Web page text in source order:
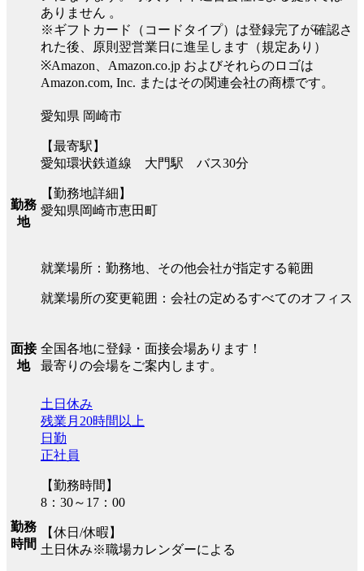
ありません 。
※ギフトカード（コードタイプ）は登録完了が確認さ
れた後、原則翌営業日に進呈します（規定あり）
※Amazon、Amazon.co.jp およびそれらのロゴは
Amazon.com, Inc. またはその関連会社の商標です。
勤務
地
愛知県 岡崎市
【最寄駅】
愛知環状鉄道線 大門駅 バス30分
【勤務地詳細】
愛知県岡崎市恵田町
就業場所：勤務地、その他会社が指定する範囲
就業場所の変更範囲：会社の定めるすべてのオフィス
面接
地
全国各地に登録・面接会場あります！
最寄りの会場をご案内します。
勤務
時間
土日休み
残業月20時間以上
日勤
正社員
【勤務時間】
8：30～17：00
【休日/休暇】
土日休み※職場カレンダーによる